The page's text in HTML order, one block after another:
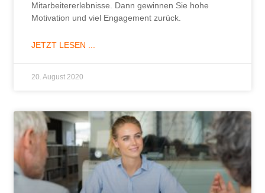
Mitarbeitererlebnisse. Dann gewinnen Sie hohe
Motivation und viel Engagement zurück.
JETZT LESEN ...
20. August 2020